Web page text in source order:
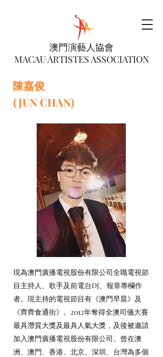
澳門演藝人協會
MACAU ARTISTES ASSOCIATION
陳嘉俊
(JUN CHAN)
現為澳門廣播電視股份有限公司全職電視節
目主持人、歌手及前電台DJ、報章專欄作
者。現主持的電視節目有《澳門早晨》及
《齊齊食通街》。2012年奪得全澳司儀大賽
最具潛質大獎及最具人氣大獎，及後被邀請
加入澳門廣播電視股份有限公司。曾在澳
洲、澳門、香港、北京、深圳、台灣為多個